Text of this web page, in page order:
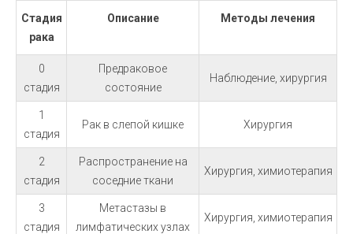
Стадия
рака
Описание Методы лечения
0
стадия
Предраковое
состояние
Наблюдение, хирургия
1
стадия
Рак в слепой кишке Хирургия
2
стадия
Распространение на
соседние ткани
Хирургия, химиотерапия
3
стадия
Метастазы в
лимфатических узлах
Хирургия, химиотерапия